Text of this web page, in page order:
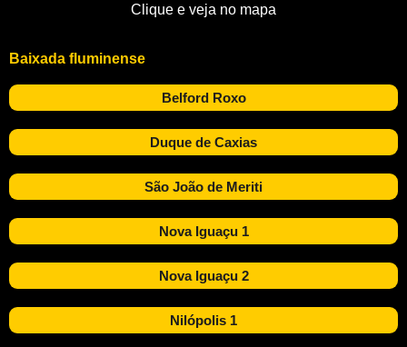
Clique e veja no mapa
Baixada fluminense
Belford Roxo
Duque de Caxias
São João de Meriti
Nova Iguaçu 1
Nova Iguaçu 2
Nilópolis 1